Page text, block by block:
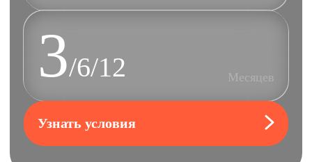
3/6/12 Месяцев
Узнать условия